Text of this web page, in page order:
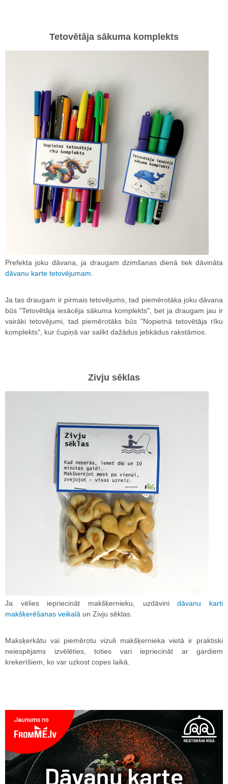
Tetovētāja sākuma komplekts
Prefekta joku dāvana, ja draugam dzimšanas dienā tiek dāvināta
dāvanu karte tetovējumam.
Ja tas draugam ir pirmais tetovējums, tad piemērotāka joku dāvana
būs "Tetovētāja iesācēja sākuma komplekts", bet ja draugam jau ir
vairāki tetovējumi, tad piemērotāks būs "Nopietnā tetovētāja rīku
komplekts", kur čupiņā var salikt dažādus jebkādus rakstāmos.
Zivju sēklas
Ja vēlies iepriecināt makšķernieku, uzdāvinidāvanu karti
makšķerēšanas veikalā un Zivju sēklas.
Maksķerkātu vai piemērotu vizuli makšķernieka vietā ir praktiski
neiespējams izvēlēties, toties vari iepriecināt ar gardiem
krekerīšiem, ko var uzkost copes laikā.